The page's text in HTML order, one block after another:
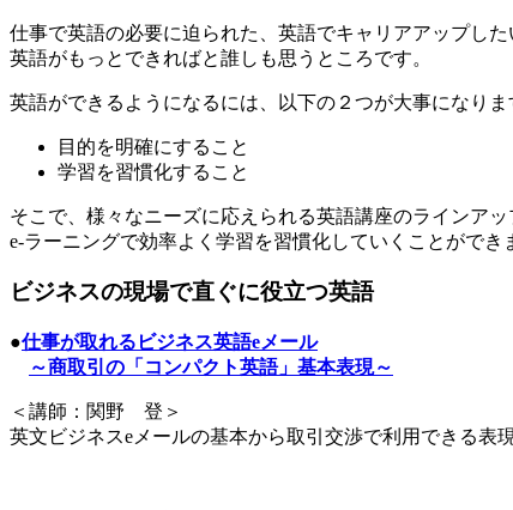
仕事で英語の必要に迫られた、英語でキャリアアップした
英語がもっとできればと誰しも思うところです。
英語ができるようになるには、以下の２つが大事になりま
目的を明確にすること
学習を習慣化すること
そこで、様々なニーズに応えられる英語講座のラインアッ
e-ラーニングで効率よく学習を習慣化していくことができ
ビジネスの現場で直ぐに役立つ英語
●仕事が取れるビジネス英語eメール
～商取引の「コンパクト英語」基本表現～
＜講師：関野 登＞
英文ビジネスeメールの基本から取引交渉で利用できる表